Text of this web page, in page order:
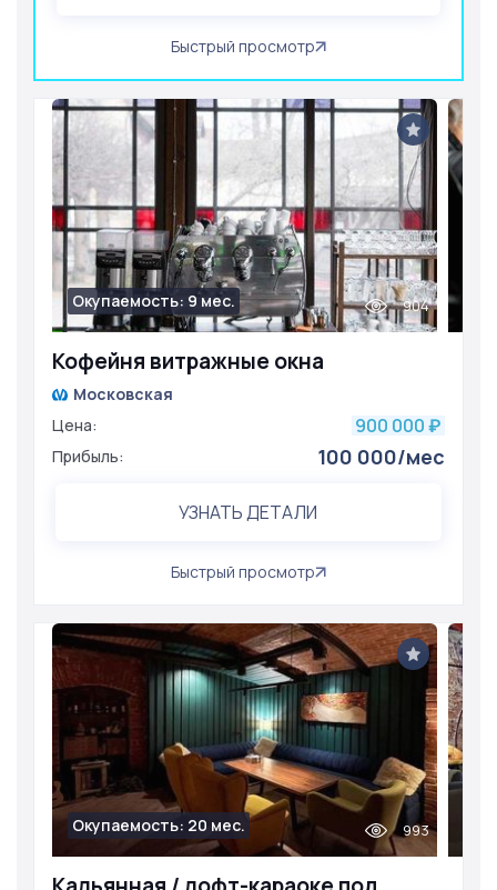
Быстрый просмотр
Кофейня витражные окна
Окупаемость: 9 мес. 904
Московская
Цена:
900 000 ₽
Прибыль: 100 000/мес
УЗНАТЬ ДЕТАЛИ
Быстрый просмотр
Окупаемость: 20 мес. 993